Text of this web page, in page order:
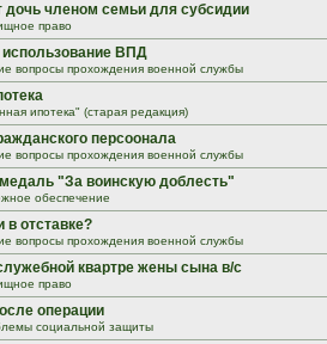
дочь членом семьи для субсидии
право
использование ВПД
вопросы прохождения военной службы
ипотека" (старая редакция)
персоонала
вопросы прохождения военной службы
"За воинскую доблесть"
обеспечение
в отставке?
вопросы прохождения военной службы
квартре жены сына в/с
право
операции
социальной защиты